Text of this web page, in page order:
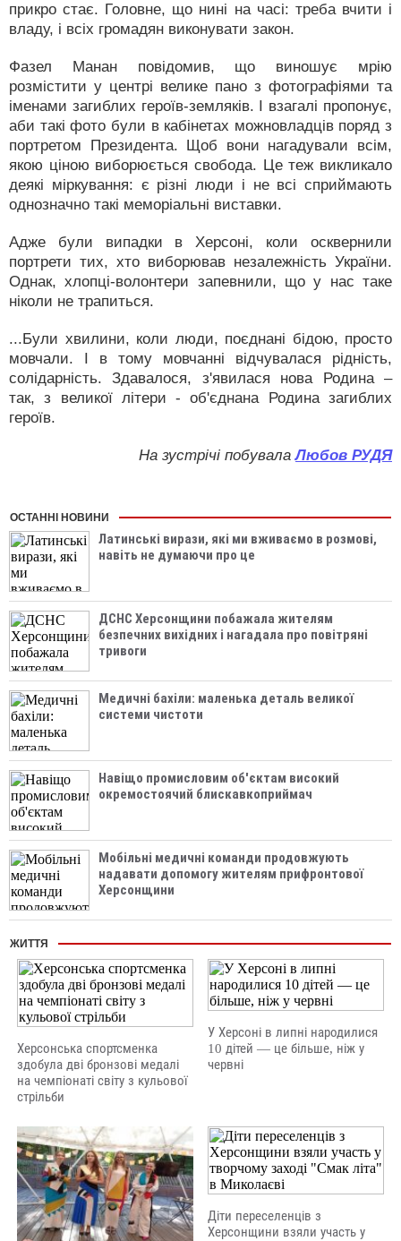
прикро стає. Головне, що нині на часі: треба вчити і
владу, і всіх громадян виконувати закон.
Фазел Манан повідомив, що виношує мрію
розмістити у центрі велике пано з фотографіями та
іменами загиблих героїв-земляків. І взагалі пропонує,
аби такі фото були в кабінетах можновладців поряд з
портретом Президента. Щоб вони нагадували всім,
якою ціною виборюється свобода. Це теж викликало
деякі міркування: є різні люди і не всі сприймають
однозначно такі меморіальні виставки.
Адже були випадки в Херсоні, коли осквернили
портрети тих, хто виборював незалежність України.
Однак, хлопці-волонтери запевнили, що у нас таке
ніколи не трапиться.
...Були хвилини, коли люди, поєднані бідою, просто
мовчали. І в тому мовчанні відчувалася рідність,
солідарність. Здавалося, з'явилася нова Родина –
так, з великої літери - об'єднана Родина загиблих
героїв.
На зустрічі побувалаЛюбов РУДЯ
ОСТАННІ НОВИНИ
Латинські вирази, які ми вживаємо в розмові,
навіть не думаючи про це
ДСНС Херсонщини побажала жителям
безпечних вихідних і нагадала про повітряні
тривоги
Медичні бахіли: маленька деталь великої
системи чистоти
Навіщо промисловим об'єктам високий
окремостоячий блискавкоприймач
Мобільні медичні команди продовжують
надавати допомогу жителям прифронтової
Херсонщини
ЖИТТЯ
Херсонська спортсменка
здобула дві бронзові медалі
на чемпіонаті світу з кульової
стрільби
У Херсоні в липні народилися
10 дітей — це більше, ніж у
червні
Діти переселенців з
Херсонщини взяли участь у